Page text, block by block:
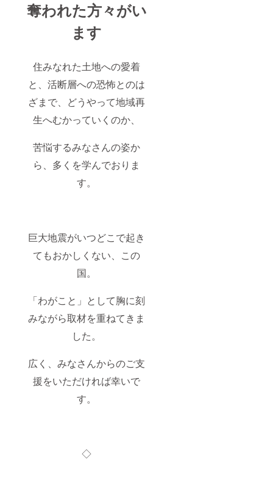
奪われた方々がい
ます
住みなれた土地への愛着
と、活断層への恐怖とのは
ざまで、どうやって地域再
生へむかっていくのか、
苦悩するみなさんの姿か
ら、多くを学んでおりま
す。
巨大地震がいつどこで起き
てもおかしくない、この
国。
「わがこと」として胸に刻
みながら取材を重ねてきま
した。
広く、みなさんからのご支
援をいただければ幸いで
す。
◇